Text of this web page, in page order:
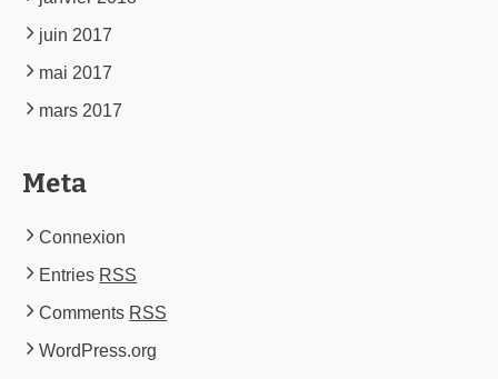
juin 2017
mai 2017
mars 2017
Meta
Connexion
Entries RSS
Comments RSS
WordPress.org